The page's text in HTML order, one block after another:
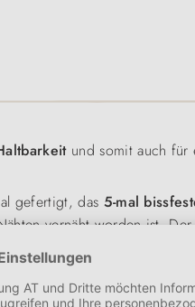
und somit auch für
gefertigt, das 5-mal
vernäht worden ist.
geeignet.